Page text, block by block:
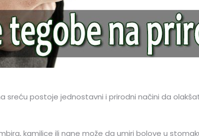
postoje jednostavni i prirodni načini da
kamilice ili nane može da umiri bolove u